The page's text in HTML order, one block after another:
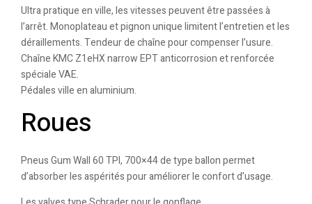
Ultra pratique en ville, les vitesses peuvent être passées à
l’arrêt. Monoplateau et pignon unique limitent l’entretien et les
déraillements. Tendeur de chaîne pour compenser l’usure.
Chaîne KMC Z1eHX narrow EPT anticorrosion et renforcée
spéciale VAE.
Pédales ville en aluminium.
Roues
Pneus Gum Wall 60 TPI, 700×44 de type ballon permet
d’absorber les aspérités pour améliorer le confort d’usage.